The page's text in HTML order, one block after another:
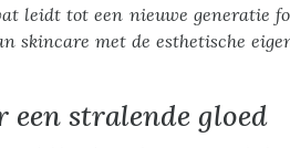
leidt tot een nieuwe
skincare met de esthetische
stralende gloed